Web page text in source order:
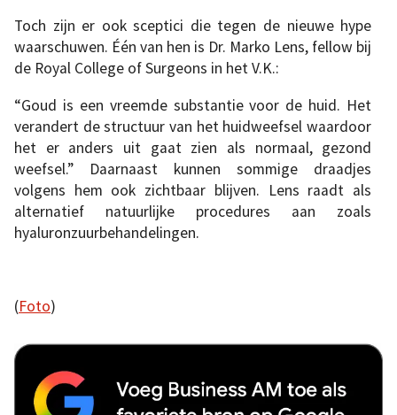
Toch zijn er ook sceptici die tegen de nieuwe hype
waarschuwen. Één van hen is Dr. Marko Lens, fellow bij
de Royal College of Surgeons in het V.K.:
“Goud is een vreemde substantie voor de huid. Het
verandert de structuur van het huidweefsel waardoor
het er anders uit gaat zien als normaal, gezond
weefsel.” Daarnaast kunnen sommige draadjes
volgens hem ook zichtbaar blijven. Lens raadt als
alternatief natuurlijke procedures aan zoals
hyaluronzuurbehandelingen.
(Foto)